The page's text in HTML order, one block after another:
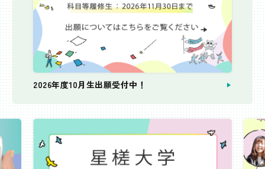
2026年度10月生出願受付中！